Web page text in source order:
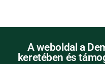
A weboldal a
keretében és